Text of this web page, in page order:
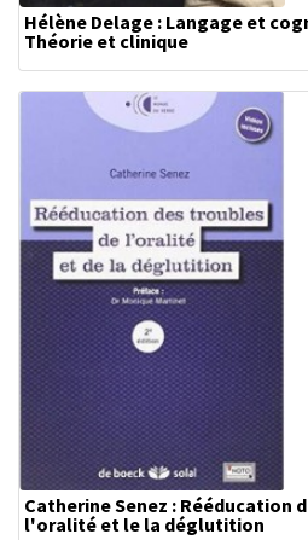
Hélène Delage : Langage et
Théorie et clinique
Catherine Senez : Rééducation
l'oralité et le la déglutition